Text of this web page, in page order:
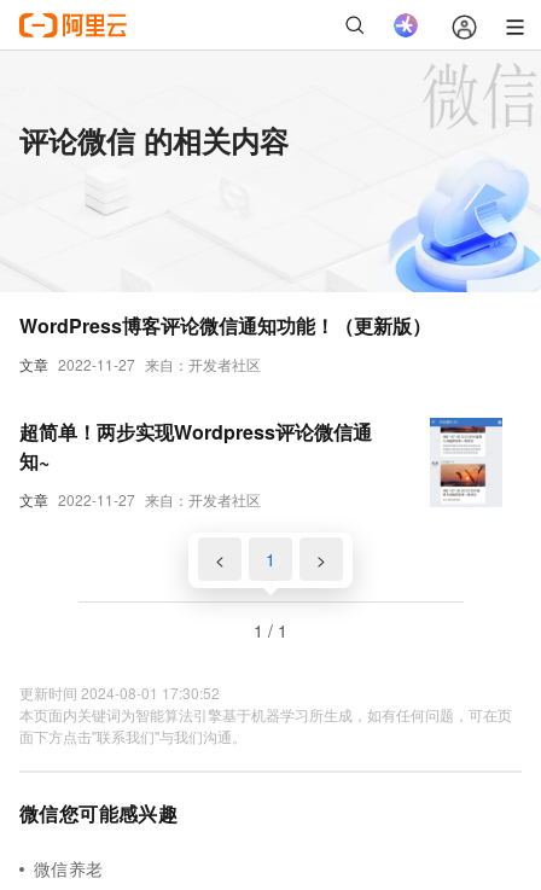
评论微信 的相关内容
文章 2022-11-27 来自：开发者社区
WordPress博客评论微信通知功能！（更新版）
文章 2022-11-27 来自：开发者社区
超简单！两步实现Wordpress评论微信通
知~
< 1 >
1 / 1
更新时间 2024-08-01 17:30:52
本页面内关键词为智能算法引擎基于机器学习所生成，如有任何问题，可在页
面下方点击"联系我们"与我们沟通。
微信您可能感兴趣
微信养老